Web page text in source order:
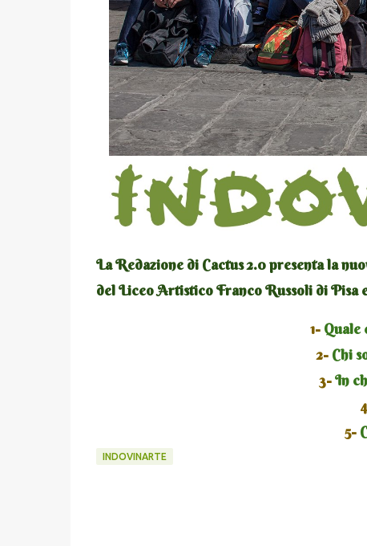
La Redazione di Cactus 2.0 presenta la
del Liceo Artistico Franco Russoli di Pisa
1- Quale
2-Chi
3-In
5-
INDOVINARTE